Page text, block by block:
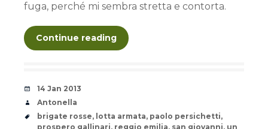
fuga, perché mi sembra stretta e contorta.
Continue reading
Date
14 Jan 2013
Author
Antonella
Tags
brigate rosse, lotta armata, paolo persichetti,
prospero gallinari, reggio emilia, san giovanni, un